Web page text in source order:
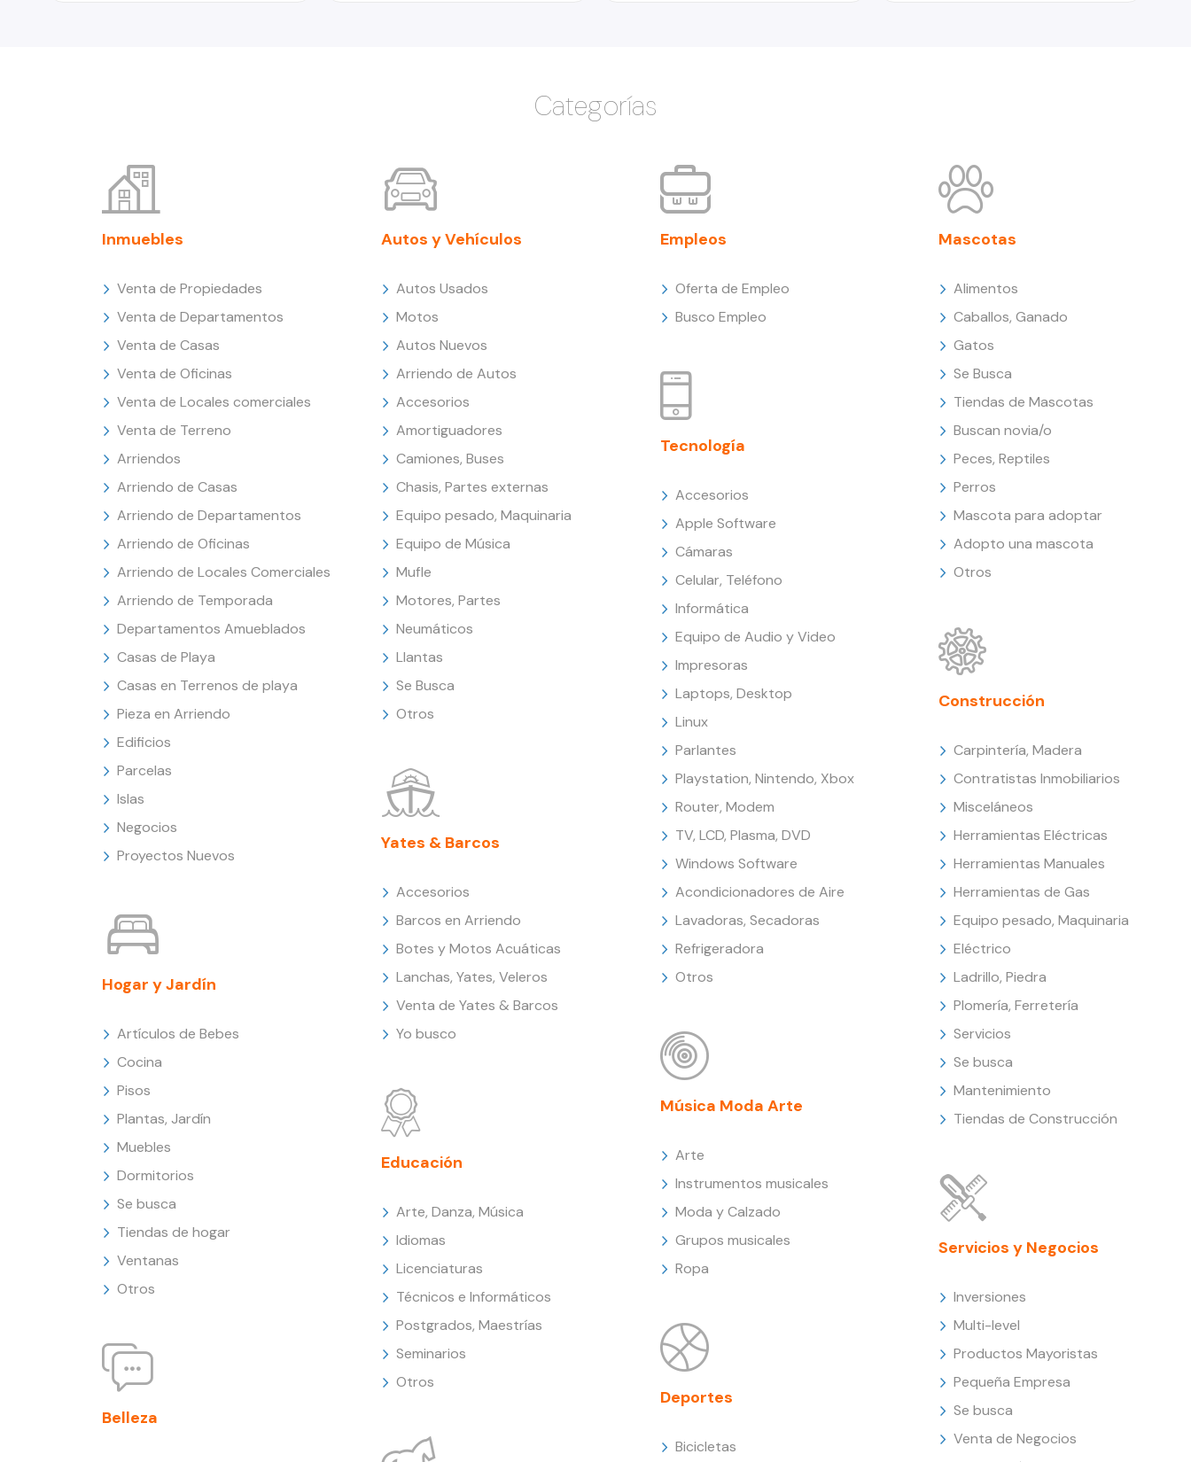
Categorías
Inmuebles
Venta de Propiedades
Venta de Departamentos
Venta de Casas
Venta de Oficinas
Venta de Locales comerciales
Venta de Terreno
Arriendos
Arriendo de Casas
Arriendo de Departamentos
Arriendo de Oficinas
Arriendo de Locales Comerciales
Arriendo de Temporada
Departamentos Amueblados
Casas de Playa
Casas en Terrenos de playa
Pieza en Arriendo
Edificios
Parcelas
Islas
Negocios
Proyectos Nuevos
Hogar y Jardín
Artículos de Bebes
Cocina
Pisos
Plantas, Jardín
Muebles
Dormitorios
Se busca
Tiendas de hogar
Ventanas
Otros
Belleza
Autos y Vehículos
Autos Usados
Motos
Autos Nuevos
Arriendo de Autos
Accesorios
Amortiguadores
Camiones, Buses
Chasis, Partes externas
Equipo pesado, Maquinaria
Equipo de Música
Mufle
Motores, Partes
Neumáticos
Llantas
Se Busca
Otros
Yates & Barcos
Accesorios
Barcos en Arriendo
Botes y Motos Acuáticas
Lanchas, Yates, Veleros
Venta de Yates & Barcos
Yo busco
Educación
Arte, Danza, Música
Idiomas
Licenciaturas
Técnicos e Informáticos
Postgrados, Maestrías
Seminarios
Otros
Empleos
Oferta de Empleo
Busco Empleo
Tecnología
Accesorios
Apple Software
Cámaras
Celular, Teléfono
Informática
Equipo de Audio y Video
Impresoras
Laptops, Desktop
Linux
Parlantes
Playstation, Nintendo, Xbox
Router, Modem
TV, LCD, Plasma, DVD
Windows Software
Acondicionadores de Aire
Lavadoras, Secadoras
Refrigeradora
Otros
Música Moda Arte
Arte
Instrumentos musicales
Moda y Calzado
Grupos musicales
Ropa
Deportes
Bicicletas
Mascotas
Alimentos
Caballos, Ganado
Gatos
Se Busca
Tiendas de Mascotas
Buscan novia/o
Peces, Reptiles
Perros
Mascota para adoptar
Adopto una mascota
Otros
Construcción
Carpintería, Madera
Contratistas Inmobiliarios
Misceláneos
Herramientas Eléctricas
Herramientas Manuales
Herramientas de Gas
Equipo pesado, Maquinaria
Eléctrico
Ladrillo, Piedra
Plomería, Ferretería
Servicios
Se busca
Mantenimiento
Tiendas de Construcción
Servicios y Negocios
Inversiones
Multi-level
Productos Mayoristas
Pequeña Empresa
Se busca
Venta de Negocios